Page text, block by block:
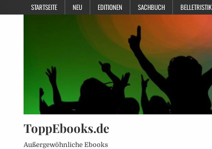
STARTSEITE NEU EDITIONEN SACHBUCH BELLETRISTIK
ToppEbooks.de
Außergewöhnliche Ebooks